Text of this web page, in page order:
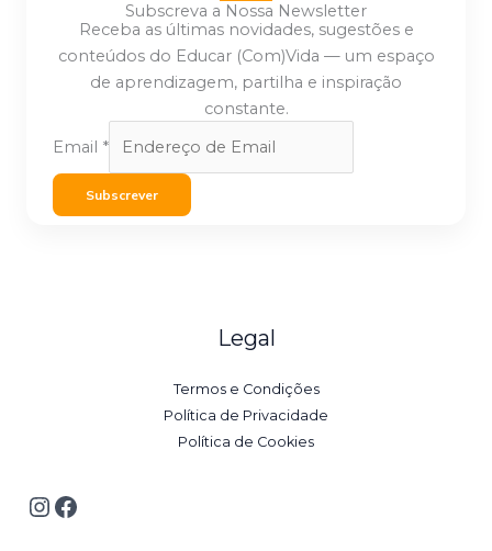
Subscreva a Nossa Newsletter
Receba as últimas novidades, sugestões e
conteúdos do Educar (Com)Vida — um espaço
de aprendizagem, partilha e inspiração
constante.
Email *
Subscrever
Legal
Termos e Condições
Política de Privacidade
Política de Cookies